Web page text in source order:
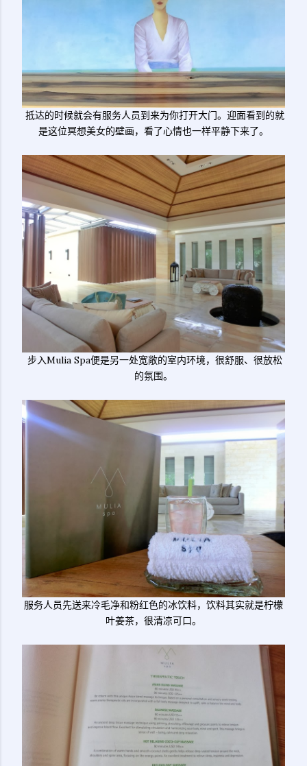
抵达的时候就会有服务人员到来为你打开大门。迎面看到的就
是这位冥想美女的壁画，看了心情也一样平静下来了。
步入Mulia Spa便是另一处宽敞的室内环境，很舒服、很放松
的氛围。
服务人员先送来冷毛净和粉红色的冰饮料，饮料其实就是柠檬
叶姜茶，很清凉可口。